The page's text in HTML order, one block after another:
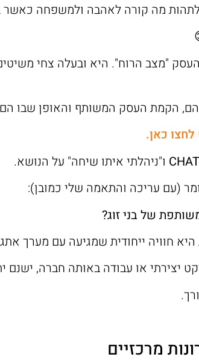
מה קורה לאהבה ולמשפחה כאשר
"מצב הרוח". היא ובעלה צחי
הקמת העסק המשותף והאופן שבו
כאן.
ו"ניהלתי איתו שיחה" על הנושא.
(עם עריכה והתאמה שלי כמובן):
של בני זוג?
יצירתי או עבודה באותה חברה, ישנם
מרכזיים